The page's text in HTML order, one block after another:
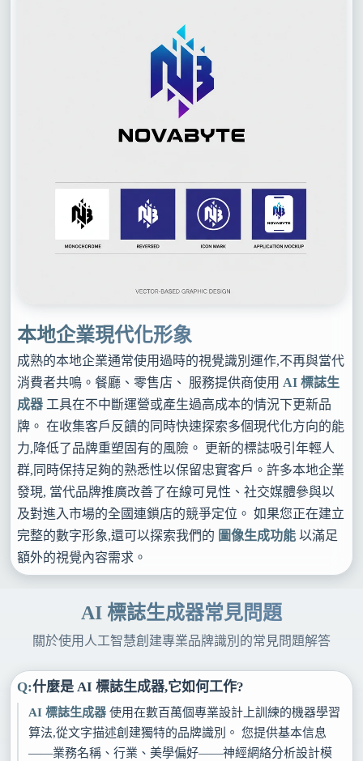
本地企業現代化形象
成熟的本地企業通常使用過時的視覺識別運作,不再與當代
消費者共鳴。餐廳、零售店、 服務提供商使用 AI 標誌生
成器 工具在不中斷運營或產生過高成本的情況下更新品
牌。 在收集客戶反饋的同時快速探索多個現代化方向的能
力,降低了品牌重塑固有的風險。 更新的標誌吸引年輕人
群,同時保持足夠的熟悉性以保留忠實客戶。許多本地企業
發現, 當代品牌推廣改善了在線可見性、社交媒體參與以
及對進入市場的全國連鎖店的競爭定位。 如果您正在建立
完整的數字形象,還可以探索我們的 圖像生成功能 以滿足
額外的視覺內容需求。
AI 標誌生成器常見問題
關於使用人工智慧創建專業品牌識別的常見問題解答
什麼是 AI 標誌生成器,它如何工作?
AI 標誌生成器 使用在數百萬個專業設計上訓練的機器學習
算法,從文字描述創建獨特的品牌識別。 您提供基本信息
——業務名稱、行業、美學偏好——神經網絡分析設計模